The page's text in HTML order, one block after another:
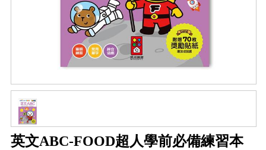
英文ABC-FOOD超人學前必備練習本